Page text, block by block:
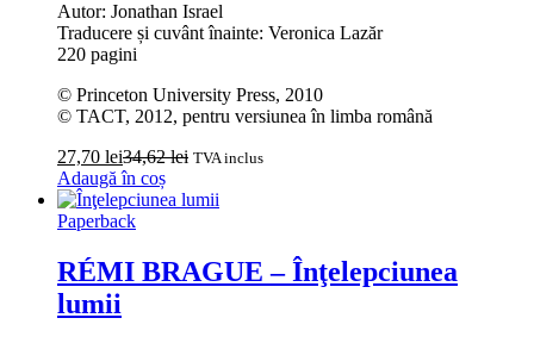
Autor: Jonathan Israel
Traducere și cuvânt înainte: Veronica Lazăr
220 pagini
© Princeton University Press, 2010
© TACT, 2012, pentru versiunea în limba română
27,70 lei34,62lei TVA inclus
Adaugă în coș
Paperback
RÉMI BRAGUE – Înţelepciunea
lumii